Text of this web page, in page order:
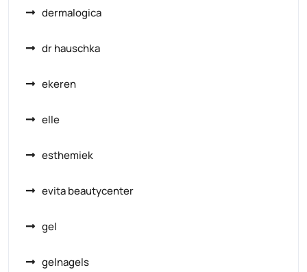
dermalogica
dr hauschka
ekeren
elle
esthemiek
evita beautycenter
gel
gelnagels